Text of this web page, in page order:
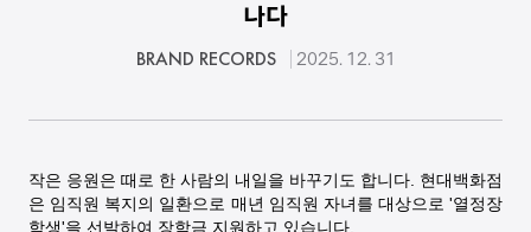
나다
BRAND RECORDS 2025. 12. 31
작은 응원은 때로 한 사람의 내일을 바꾸기도 합니다. 현대백화점
은 임직원 복지의 일환으로 매년 임직원 자녀를 대상으로 '열정장
학생'을 선발하여 장학금 지원하고 있습니다.